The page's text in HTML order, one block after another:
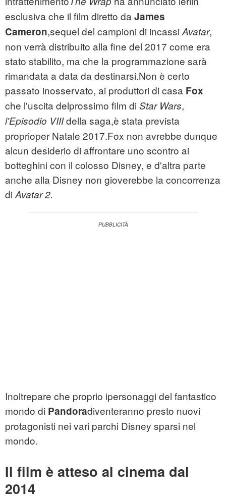
esclusiva che il film diretto da James
Cameron,sequel del campioni di incassi Avatar,
non verrà distribuito alla fine del 2017 come era
stato stabilito, ma che la programmazione sarà
rimandata a data da destinarsi.Non è certo
passato inosservato, ai produttori di casa Fox
che l'uscita delprossimo film di Star Wars,
l'Episodio VIIIdella saga,è stata prevista
proprioper Natale 2017.Fox non avrebbe dunque
alcun desiderio di affrontare uno scontro ai
botteghini con il colosso Disney, e d'altra parte
anche alla Disney non gioverebbe la concorrenza
di Avatar 2.
Inoltrepare che proprio ipersonaggi del fantastico
mondo di Pandoradiventeranno presto nuovi
protagonisti nei vari parchi Disney sparsi nel
mondo.
Il film è atteso al cinema dal
2014